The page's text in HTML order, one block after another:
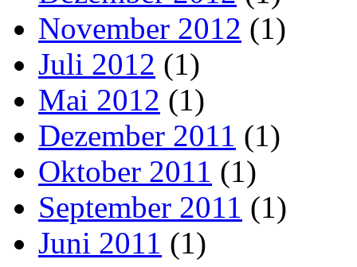
November 2012 (1)
Juli 2012 (1)
Mai 2012 (1)
Dezember 2011 (1)
Oktober 2011 (1)
September 2011 (1)
Juni 2011 (1)